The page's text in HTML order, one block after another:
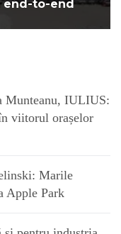
end-to-end
Munteanu, IULIUS:
viitorul orașelor
Marile
Apple Park